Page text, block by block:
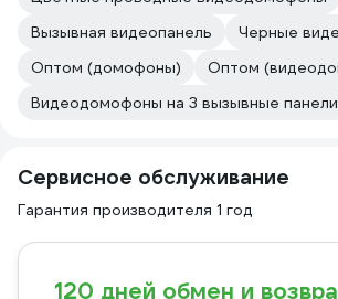
Вызывная видеопанель
Черные
Оптом (домофоны)
Оптом
Видеодомофоны на 3 вызывные панели
Сервисное обслуживание
Гарантия производителя 1 год
120 дней обмен и